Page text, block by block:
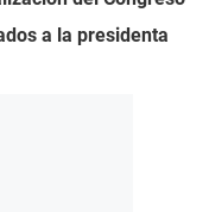
a la presidenta